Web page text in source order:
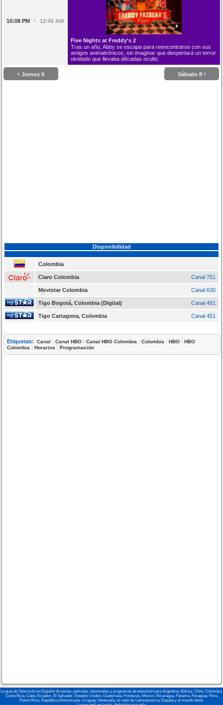
10:08 PM - 12:00 AM
Five Nights at Freddy's 2
Tras un año, Abby se escapa para reencontrarse con sus
amigos animatrónicos, sin imaginar que despertará un terror
olvidado que llevaba décadas oculto.
‹ Jueves 6 Sábado 8 ›
Disponibilidad
Colombia
Claro Colombia Canal 751
Movistar Colombia Canal 630
Tigo Bogotá, Colombia (Digital) Canal 451
Tigo Cartagena, Colombia Canal 451
Etiquetas: Canal |Canal HBO |Canal HBO Colombia |Colombia |HBO |HBO
Colombia |Horarios |Programación
La guía de Televisión en Español de series, películas, telenovelas y programas de televisión para Argentina, Bolivia, Chile, Colombia,
Costa Rica, Cuba, Ecuador, El Salvador, Estados Unidos, Guatemala, Honduras, México, Nicaragua, Panamá, Paraguay, Perú,
Puerto Rico, República Dominicana, Uruguay, Venezuela, el resto de Latinoamérica, España y el mundo latino.